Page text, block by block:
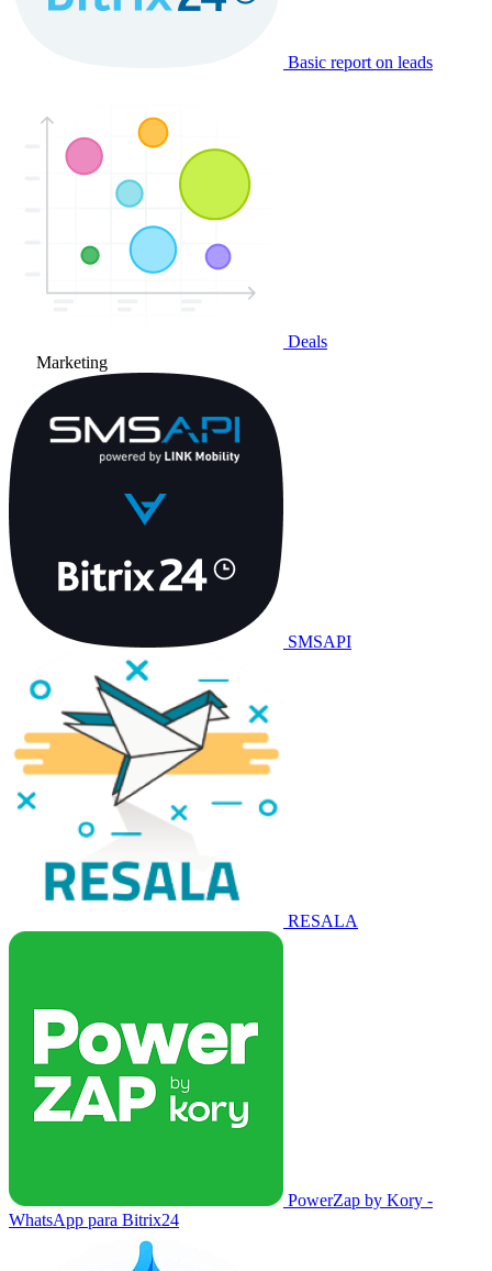
Basic report on leads
Deals
Marketing
SMSAPI
RESALA
PowerZap by Kory -
WhatsApp para Bitrix24